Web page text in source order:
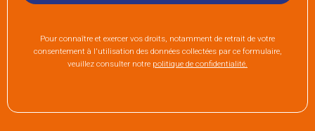
Pour connaître et exercer vos droits, notamment de retrait de votre
consentement à l'utilisation des données collectées par ce formulaire,
veuillez consulter notre politique de confidentialité.